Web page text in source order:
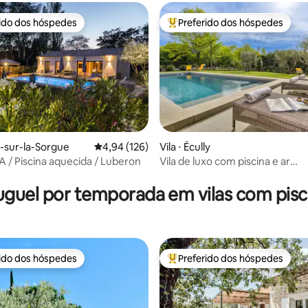
de 5, 19 avaliações
preferidos dos hóspedes
dos hóspedes
sur-la-Sorgue 4,94 de uma avaliação média de 5, 126
4,94 (126)
/ Piscina aquecida / Luberon
Entre os melhores preferidos
Preferido dos hóspedes
Vila ⋅ Écully
Vila de luxo com piscina e ar
por temporada em vilas com
preferidos dos hóspedes
dos hóspedes Entre os melhores preferidos
Preferido dos hóspedes